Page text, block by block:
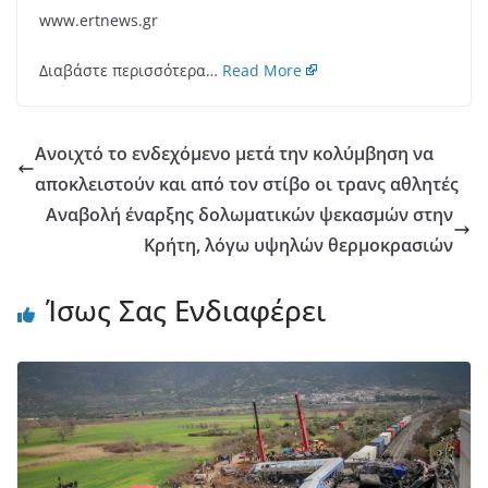
www.ertnews.gr
Διαβάστε περισσότερα… Read More
Aνοιχτό το ενδεχόμενο μετά την κολύμβηση να
αποκλειστούν και από τον στίβο οι τρανς αθλητές
Αναβολή έναρξης δολωματικών ψεκασμών στην
Κρήτη, λόγω υψηλών θερμοκρασιών
Ίσως Σας Ενδιαφέρει